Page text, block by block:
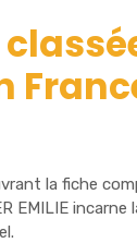
la fiche
EMILIE